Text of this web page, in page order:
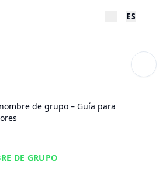
ES
de grupo – Guía para
DE GRUPO